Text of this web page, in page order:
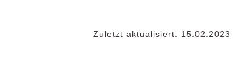
Zuletzt aktualisiert: 15.02.2023